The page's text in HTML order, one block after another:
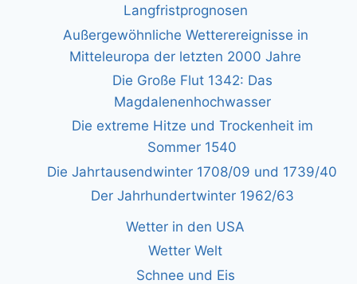
Langfristprognosen
Außergewöhnliche Wetterereignisse in
Mitteleuropa der letzten 2000 Jahre
Die Große Flut 1342: Das
Magdalenenhochwasser
Die extreme Hitze und Trockenheit im
Sommer 1540
Die Jahrtausendwinter 1708/09 und 1739/40
Der Jahrhundertwinter 1962/63
Wetter in den USA
Wetter Welt
Schnee und Eis